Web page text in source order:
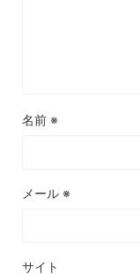
名前 ※
メール ※
サイト